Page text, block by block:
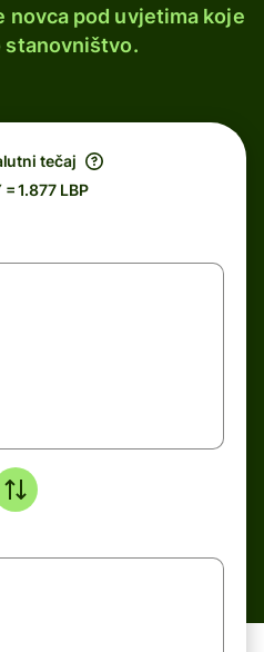
pod uvjetima koje
stanovništvo.
tečaj
= 1.877 LBP